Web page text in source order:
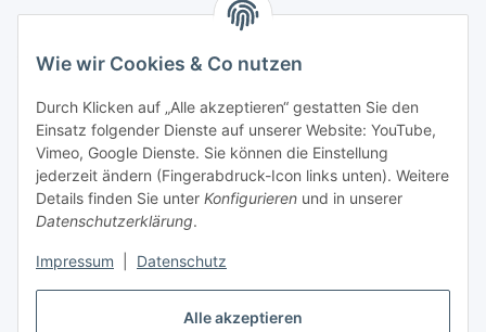
Alle akzeptieren
Wie wir Cookies & Co nutzen
Durch Klicken auf „Alle akzeptieren“ gestatten Sie den
Einsatz folgender Dienste auf unserer Website: YouTube,
Vimeo, Google Dienste. Sie können die Einstellung
jederzeit ändern (Fingerabdruck-Icon links unten). Weitere
Details finden Sie unter Konfigurieren und in unserer
Datenschutzerklärung.
Impressum Datenschutz
Versandarten
Kontakt
Mayaadi Home
Max-Planck-Str. 34
61184 Karben